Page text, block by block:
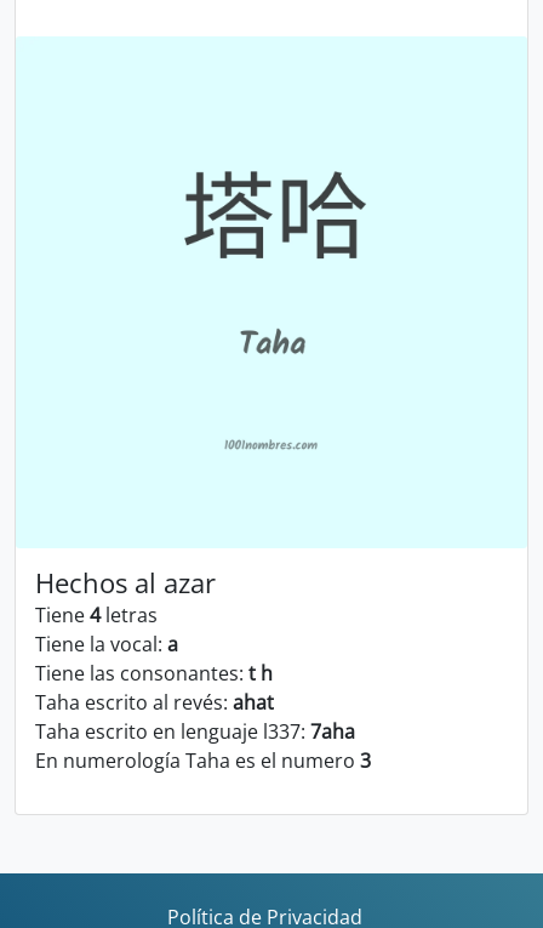
Hechos al azar
Tiene4letras
Tiene la vocal: a
Tiene las consonantes: t h
Taha escrito al revés: ahat
Taha escrito en lenguaje l337: 7aha
En numerología Taha es el numero 3
Política de Privacidad